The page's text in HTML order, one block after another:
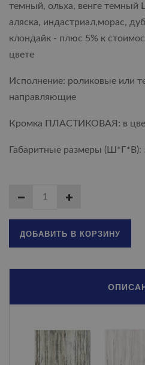
темный, ольха, венге темный
аляска, индастриал,морас,
клондайк - плюс 5% к
цвете
Исполнение: роликовые или
направляющие
Кромка ПЛАСТИКОВАЯ: в
Габаритные размеры
ДОБАВИТЬ В КОРЗИНУ